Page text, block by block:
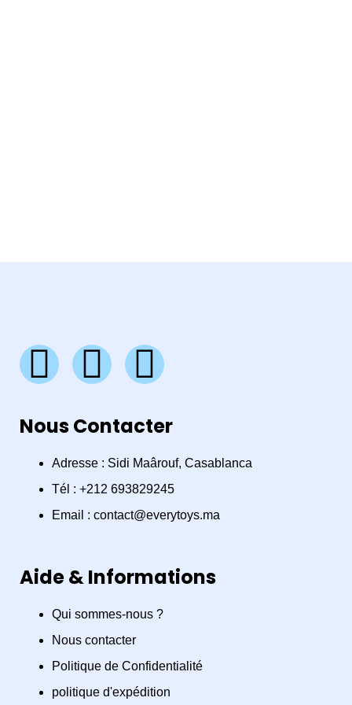
F
a
c
e
b
o
o
k
I
n
s
t
a
g
r
a
m
W
h
a
t
s
a
p
Nous Contacter
Adresse : Sidi Maârouf, Casablanca
Tél : +212 693829245
Email : contact@everytoys.ma
Aide & Informations
Qui sommes-nous ?
Nous contacter
Politique de Confidentialité
politique d'expédition